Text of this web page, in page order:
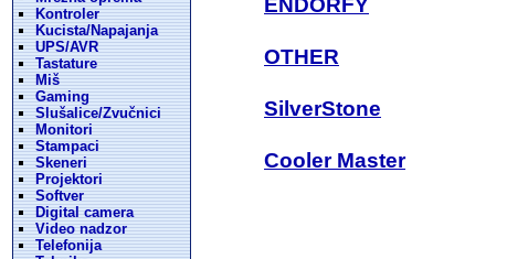
Kontroler
Kucista/Napajanja
UPS/AVR
Tastature
Miš
Gaming
Slušalice/Zvučnici
Monitori
Stampaci
Skeneri
Projektori
Softver
Digital camera
Video nadzor
Telefonija
ENDORFY
OTHER
SilverStone
Cooler Master